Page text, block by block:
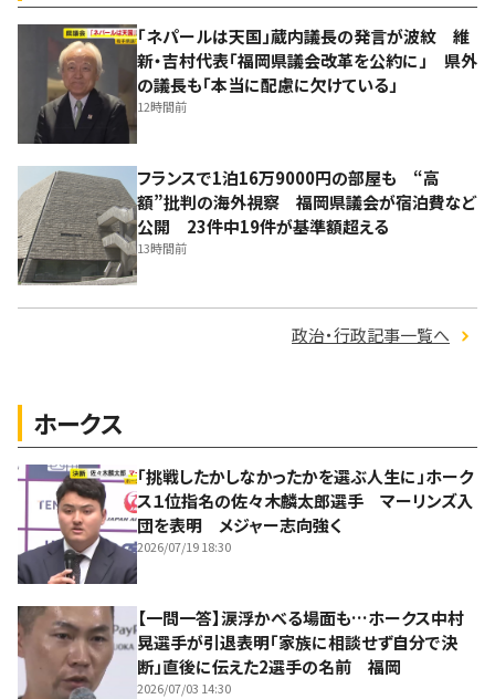
「ネパールは天国」蔵内議長の発言が波紋 維
新・吉村代表「福岡県議会改革を公約に」 県外
の議長も「本当に配慮に欠けている」
12時間前
フランスで1泊16万9000円の部屋も “高
額”批判の海外視察 福岡県議会が宿泊費など
公開 23件中19件が基準額超える
13時間前
政治・行政記事一覧へ
ホークス
「挑戦したかしなかったかを選ぶ人生に」ホーク
ス１位指名の佐々木麟太郎選手 マーリンズ入
団を表明 メジャー志向強く
2026/07/19 18:30
【一問一答】涙浮かべる場面も…ホークス中村
晃選手が引退表明「家族に相談せず自分で決
断」直後に伝えた2選手の名前 福岡
2026/07/03 14:30